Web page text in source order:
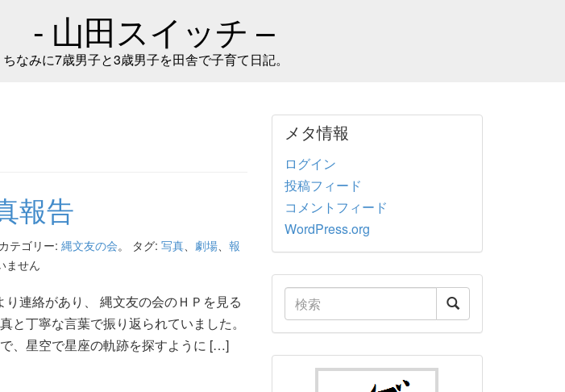
- 山田スイッチ –
なみに7歳男子と3歳男子を田舎で子育て日記。
報告
テゴリー: 縄文友の会。 タグ: 写真、 劇場、 報
ません
連絡があり、 縄文友の会のＨＰを見る
と丁寧な言葉で振り返られていました。
、星空で星座の軌跡を探すように […]
メタ情報
ログイン
投稿フィード
コメントフィード
WordPress.org